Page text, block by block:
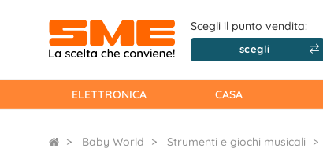
Scegli il punto vendita:
scegli
ELETTRONICA CASA
Baby World Strumenti e giochi musicali